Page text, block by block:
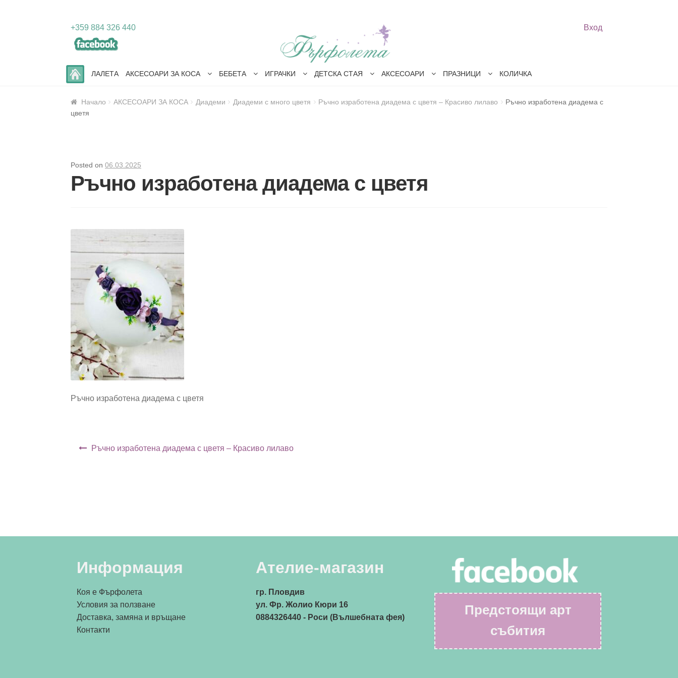
+359 884 326 440 Вход
Skip
to
navigation
Skip
to
content
ЛАЛЕТА АКСЕСОАРИ ЗА КОСА БЕБЕТА ИГРАЧКИ ДЕТСКА СТАЯ АКСЕСОАРИ ПРАЗНИЦИ КОЛИЧКА
Начало АКСЕСОАРИ ЗА КОСА Диадеми Диадеми с много цветя Ръчно изработена диадема с цветя – Красиво лилаво
Ръчно изработена диадема с
цветя
Posted on06.03.2025
Ръчно изработена диадема с цветя
Ръчно изработена диадема с цветя
Навигация
Ръчно изработена диадема с цветя – Красиво лилаво
Информация
Коя е Фърфолета
Условия за ползване
Доставка, замяна и връщане
Контакти
Ателие-магазин
гр. Пловдив
ул. Фр. Жолио Кюри 16
0884326440- Роси (Вълшебната фея)
Предстоящи арт
събития